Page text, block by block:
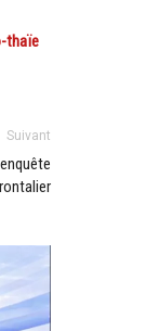
thaïe
Suivant